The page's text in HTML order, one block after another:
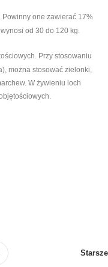
Powinny one zawierać 17%
wynosi od 30 do 120 kg.
Przy stosowaniu
można stosować zielonki,
W żywieniu loch
Starsze